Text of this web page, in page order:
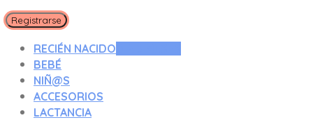
Registrarse
RECIÉN NACIDO
BEBÉ
NIÑ@S
ACCESORIOS
LACTANCIA